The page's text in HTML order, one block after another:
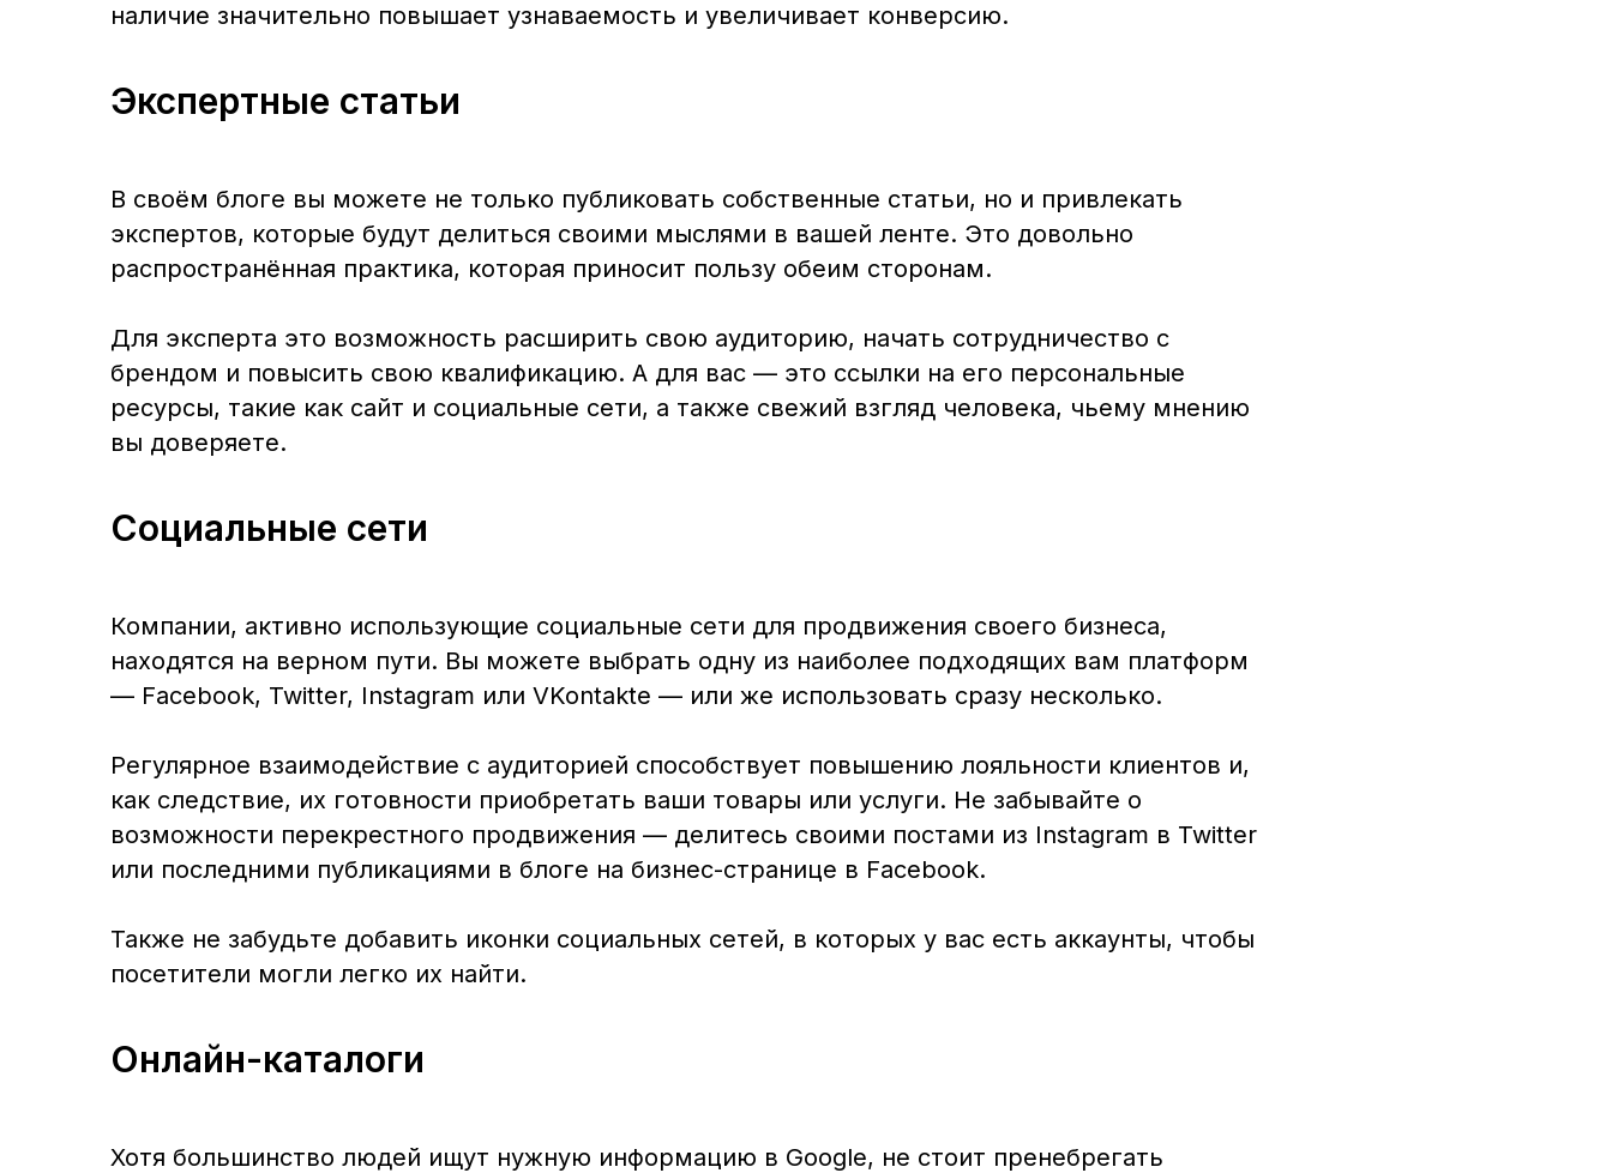
наличие значительно повышает узнаваемость и увеличивает конверсию.
Экспертные статьи
В своём блоге вы можете не только публиковать собственные статьи, но и привлекать
экспертов, которые будут делиться своими мыслями в вашей ленте. Это довольно
распространённая практика, которая приносит пользу обеим сторонам.
Для эксперта это возможность расширить свою аудиторию, начать сотрудничество с
брендом и повысить свою квалификацию. А для вас — это ссылки на его персональные
ресурсы, такие как сайт и социальные сети, а также свежий взгляд человека, чьему мнению
вы доверяете.
Социальные сети
Компании, активно использующие социальные сети для продвижения своего бизнеса,
находятся на верном пути. Вы можете выбрать одну из наиболее подходящих вам платформ
— Facebook, Twitter, Instagram или VKontakte — или же использовать сразу несколько.
Регулярное взаимодействие с аудиторией способствует повышению лояльности клиентов и,
как следствие, их готовности приобретать ваши товары или услуги. Не забывайте о
возможности перекрестного продвижения — делитесь своими постами из Instagram в Twitter
или последними публикациями в блоге на бизнес-странице в Facebook.
Также не забудьте добавить иконки социальных сетей, в которых у вас есть аккаунты, чтобы
посетители могли легко их найти.
Онлайн-каталоги
Хотя большинство людей ищут нужную информацию в Google, не стоит пренебрегать